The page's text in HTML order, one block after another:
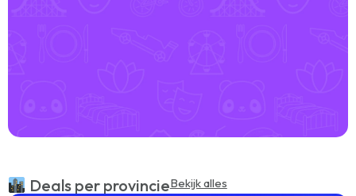
Deals per provincieBekijk alles